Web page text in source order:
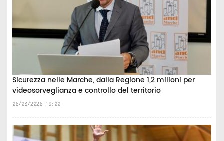
Sicurezza nelle Marche, dalla Regione 1,2 milioni per
videosorveglianza e controllo del territorio
06/08/2026 19:00